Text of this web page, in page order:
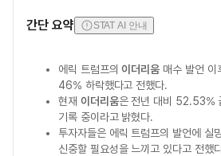
간단 요약 STAT AI 안내
에릭 트럼프의이더리움 매수 발언
46% 하락했다고 전했다.
현재 이더리움은 전년 대비 52.53%
기록 중이라고 밝혔다.
투자자들은 에릭 트럼프의 발언에 실
신중할 필요성을 느끼고 있다고 전했